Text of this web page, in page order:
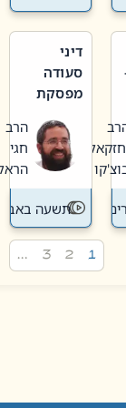
דיני
סעודה
מפסקת
תשעה
באב
הרב
חגי
הראל
תשעה באב